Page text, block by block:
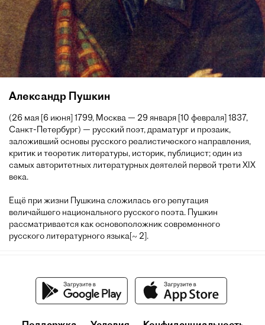
Александр Пушкин
(26 мая [6 июня] 1799, Москва — 29 января [10 февраля] 1837,
Санкт-Петербург) — русский поэт, драматург и прозаик,
заложивший основы русского реалистического направления,
критик и теоретик литературы, историк, публицист; один из
самых авторитетных литературных деятелей первой трети XIX
века.
Ещё при жизни Пушкина сложилась его репутация
величайшего национального русского поэта. Пушкин
рассматривается как основоположник современного
русского литературного языка[~ 2].